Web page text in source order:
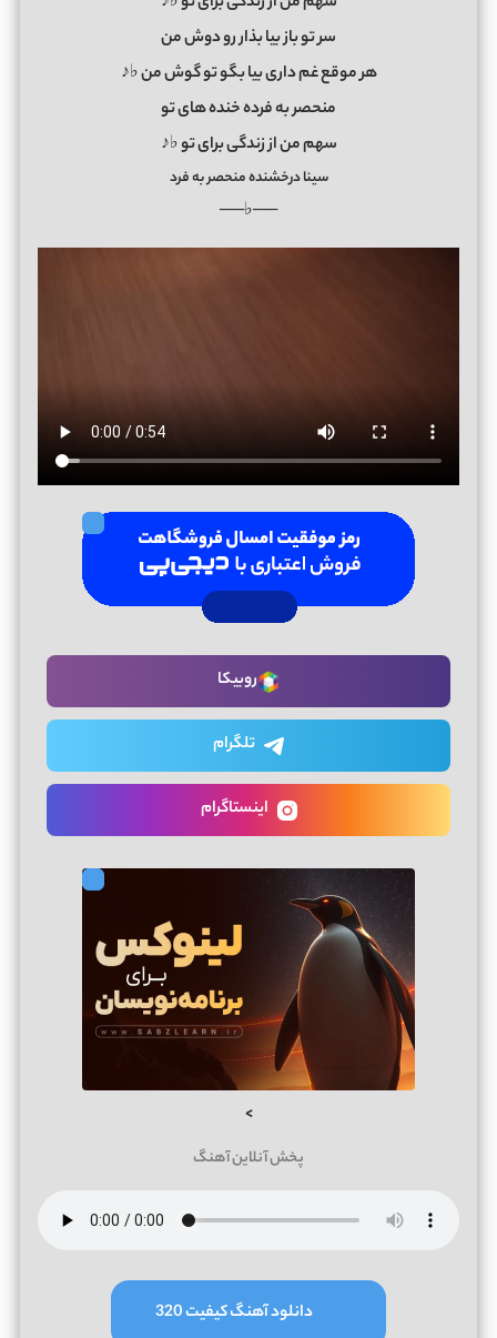
سر تو باز بیا بذار رو دوش من
هر موقع غم داری بیا بگو تو گوش من ♭♪
منحصر به فرده خنده های تو
سهم من از زندگی برای تو ♭♪
سینا درخشنده منحصر به فرد
──♭──
روبیکا
تلگرام
اینستاگرام
>
پخش آنلاین آهنگ
دانلود آهنگ کیفیت 320